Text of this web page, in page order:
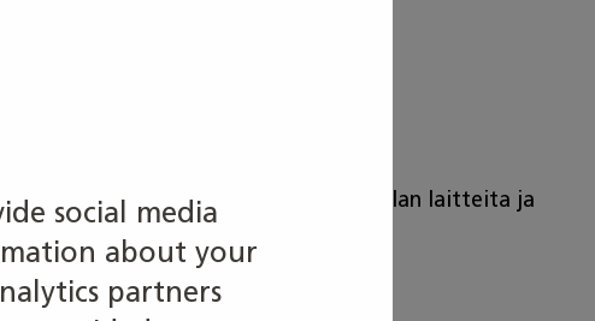
social media
about your
partners
Työpaikkoja on myös laboratorioalan laitteita ja